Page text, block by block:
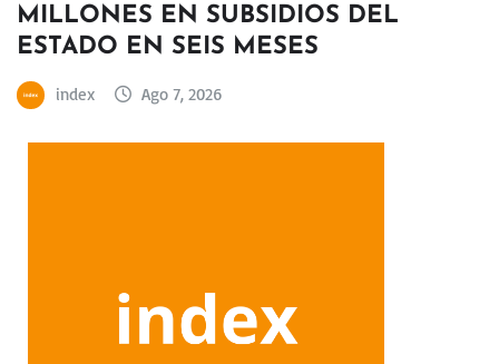
MILLONES EN SUBSIDIOS DEL
ESTADO EN SEIS MESES
index Ago 7, 2026